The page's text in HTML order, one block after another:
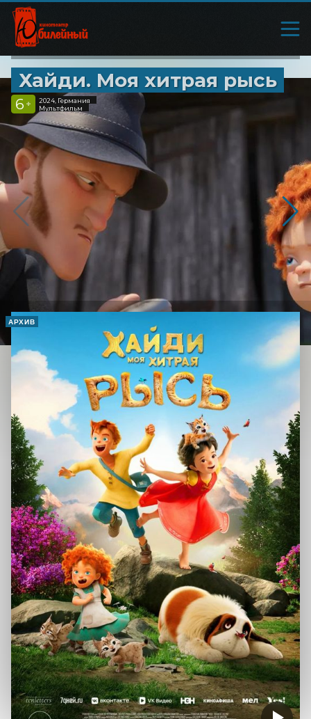
Хайди. Моя хитрая рысь
6 +
2024, Германия
Мультфильм
АРХИВ